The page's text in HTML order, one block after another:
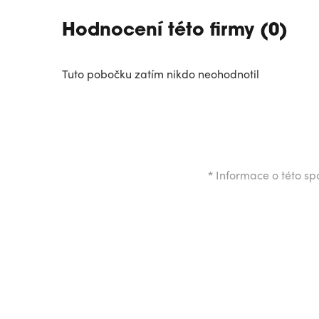
Hodnocení této firmy (0)
Tuto pobočku zatím nikdo neohodnotil
* Informace o této